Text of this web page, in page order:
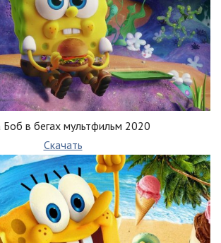
Боб в бегах мультфильм 2020
Скачать